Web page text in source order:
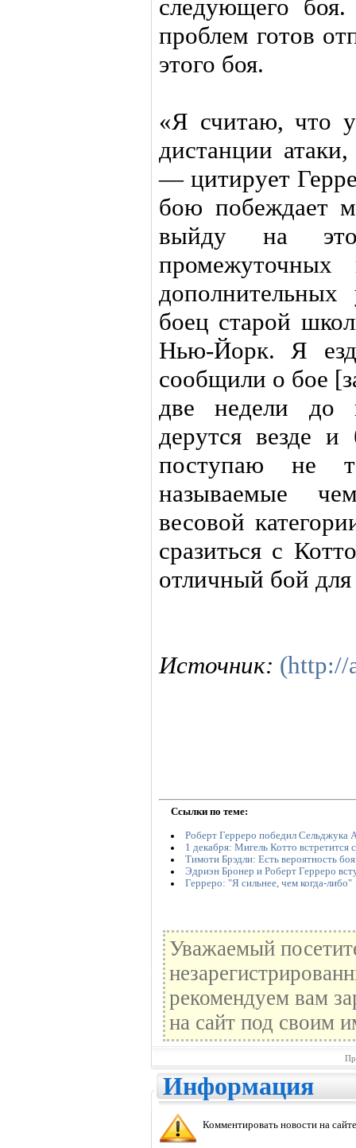
следующего
проблем готов
этого боя.
«Я считаю, что
дистанции
— цитирует
бою побеждает
выйду на
промежуточных
боец старой
Нью-Йорк. Я
сообщили о бое
две недели до
дерутся везде
поступаю не
называемые
весовой
сразиться с
отличный бой
Источник: (http://
Ссылки по теме:
Роберт Герреро победил Сельджука
1 декабря: Мигель Котто встретится
Тимоти Брэдли: Есть вероятность
Эдриэн Бронер и Роберт Герреро
Герреро: "Я сильнее, чем когда-либо"
Уважаемый
рекомендуем вам
на сайт под своим
Информация
Комментировать новости на